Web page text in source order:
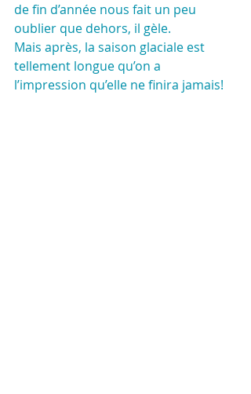
de fin d’année nous fait un peu
oublier que dehors, il gèle.
Mais après, la saison glaciale est
tellement longue qu’on a
l’impression qu’elle ne finira jamais!